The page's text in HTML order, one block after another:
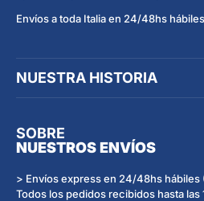
Envíos a toda Italia en 24/48hs
NUESTRA HISTORIA
SOBRE
NUESTROS ENVÍOS
> Envíos express en 24/48hs hábiles
Todos los pedidos recibidos hasta las